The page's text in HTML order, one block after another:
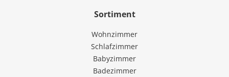
Sortiment
Wohnzimmer
Schlafzimmer
Babyzimmer
Badezimmer